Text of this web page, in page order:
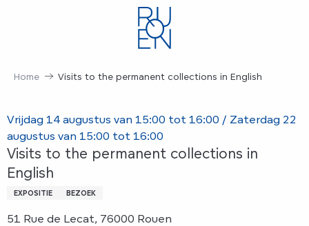
Home Visits to the permanent collections in English
Vrijdag 14 augustus van 15:00 tot 16:00 / Zaterdag 22
augustus van 15:00 tot 16:00
Visits to the permanent collections in
English
EXPOSITIE BEZOEK
51 Rue de Lecat, 76000 Rouen